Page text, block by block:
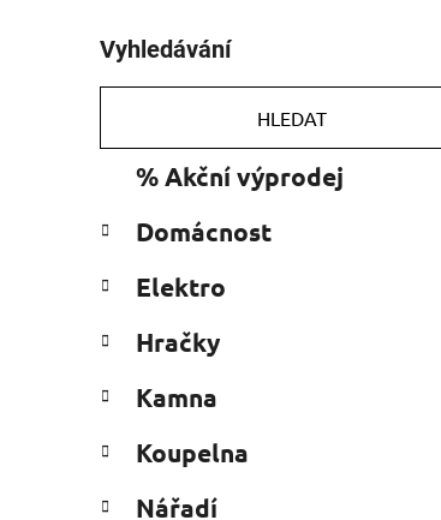
o
s
r
n
í
a
e
Vyhledávání
HLEDAT
kategorie
e
o
i
% Akční výprodej
Domácnost
Elektro
Hračky
Kamna
Koupelna
Nářadí